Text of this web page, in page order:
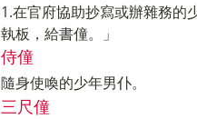
1.在官府協助抄寫或辦雜務的
執板，給書僮。」
侍僮
隨身使喚的少年男仆。
三尺僮